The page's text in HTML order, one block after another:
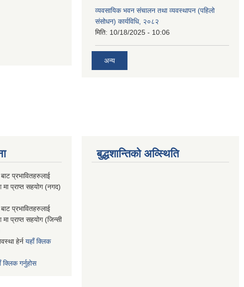
व्यवसायिक भवन संचालन तथा व्यवस्थापन (पहिलो
संसोधन) कार्यविधि, २०८२
मिति: 10/18/2025 - 10:06
अन्य
प्रभावितहरुलाई
मा प्राप्त सहयोग (नगद)
प्रभावितहरुलाई
मा प्राप्त सहयोग (जिन्सी
हेर्न यहाँ क्लिक
क्लिक गर्नुहोस
बुद्धशान्तिको अव्स्थिति